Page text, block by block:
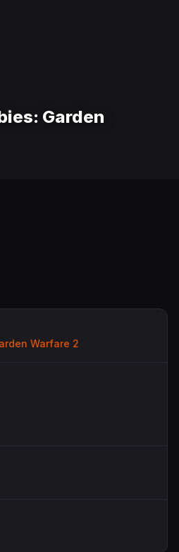
Garden
Warfare 2